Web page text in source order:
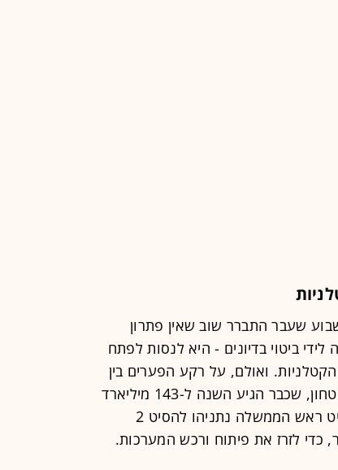
שעבר התברר שוב שאין פתרון
ביטוי בדיונים - היא לנסות לפתח
ואולם, על רקע הפערים בין
מערכת הביטחון למשרד האוצר על תקציב הביטחון, שכבר הגיע השנה ל-143 מיליארד
שקל, ובמשרד האוצר חוששים מפריצתו, החליט ראש הממשלה נתניהו להסיט 2
כדי לזרז את פיתוח ורכש המערכות.